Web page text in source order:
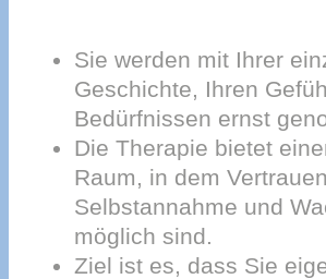
Sie werden mit Ihrer
Geschichte, Ihren
Bedürfnissen ernst
Die Therapie bietet
Raum, in dem
Selbstannahme und
möglich sind.
Ziel ist es, dass Sie